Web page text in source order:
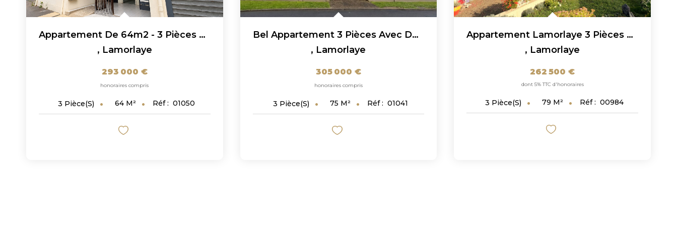
Appartement De 64m2 - 3 Pièces Dans Le Centre-Ville De...
, Lamorlaye
293 000 €
honoraires compris
3 Pièce(s) 64 M² Réf : 01050
Bel Appartement 3 Pièces Avec Deux Places De Parking
, Lamorlaye
305 000 €
honoraires compris
3 Pièce(s) 75 M² Réf : 01041
Appartement Lamorlaye 3 Pièces 79.16 M²
, Lamorlaye
262 500 €
dont 5% TTC d'honoraires
3 Pièce(s) 79 M² Réf : 00984